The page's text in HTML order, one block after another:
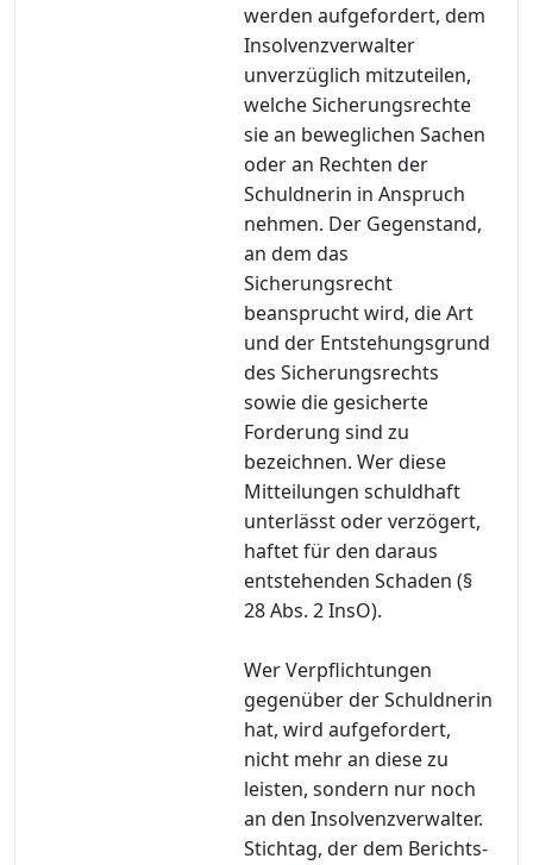
werden aufgefordert, dem
Insolvenzverwalter
unverzüglich mitzuteilen,
welche Sicherungsrechte
sie an beweglichen Sachen
oder an Rechten der
Schuldnerin in Anspruch
nehmen. Der Gegenstand,
an dem das
Sicherungsrecht
beansprucht wird, die Art
und der Entstehungsgrund
des Sicherungsrechts
sowie die gesicherte
Forderung sind zu
bezeichnen. Wer diese
Mitteilungen schuldhaft
unterlässt oder verzögert,
haftet für den daraus
entstehenden Schaden (§
28 Abs. 2 InsO).
Wer Verpflichtungen
gegenüber der Schuldnerin
hat, wird aufgefordert,
nicht mehr an diese zu
leisten, sondern nur noch
an den Insolvenzverwalter.
Stichtag, der dem Berichts-